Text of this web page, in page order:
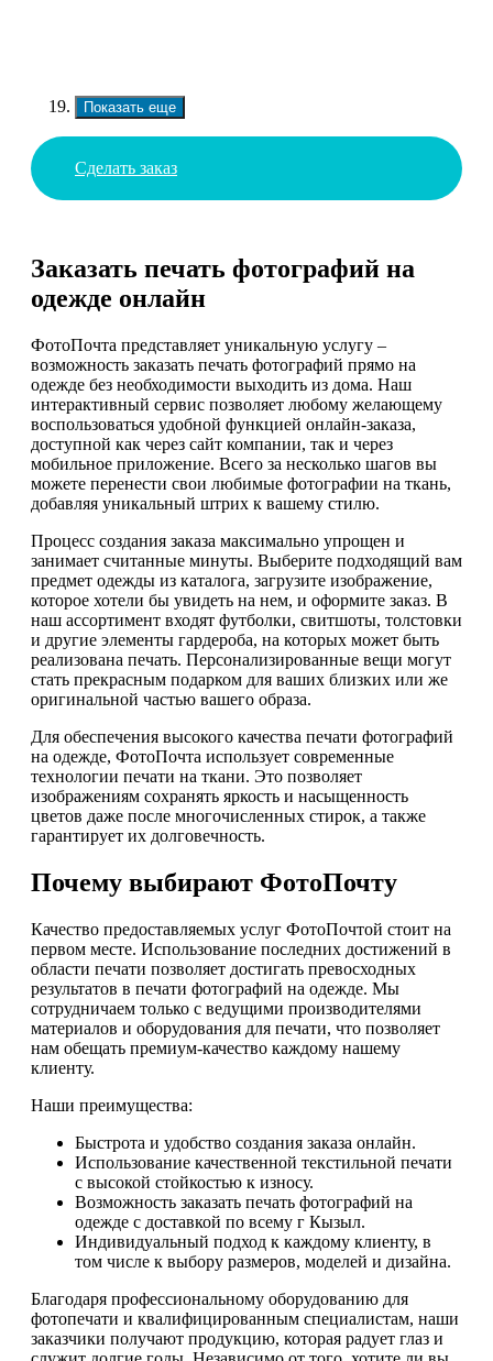
Показать еще
Сделать заказ
Заказать печать фотографий на
одежде онлайн
ФотоПочта представляет уникальную услугу –
возможность заказать печать фотографий прямо на
одежде без необходимости выходить из дома. Наш
интерактивный сервис позволяет любому желающему
воспользоваться удобной функцией онлайн-заказа,
доступной как через сайт компании, так и через
мобильное приложение. Всего за несколько шагов вы
можете перенести свои любимые фотографии на ткань,
добавляя уникальный штрих к вашему стилю.
Процесс создания заказа максимально упрощен и
занимает считанные минуты. Выберите подходящий вам
предмет одежды из каталога, загрузите изображение,
которое хотели бы увидеть на нем, и оформите заказ. В
наш ассортимент входят футболки, свитшоты, толстовки
и другие элементы гардероба, на которых может быть
реализована печать. Персонализированные вещи могут
стать прекрасным подарком для ваших близких или же
оригинальной частью вашего образа.
Для обеспечения высокого качества печати фотографий
на одежде, ФотоПочта использует современные
технологии печати на ткани. Это позволяет
изображениям сохранять яркость и насыщенность
цветов даже после многочисленных стирок, а также
гарантирует их долговечность.
Почему выбирают ФотоПочту
Качество предоставляемых услуг ФотоПочтой стоит на
первом месте. Использование последних достижений в
области печати позволяет достигать превосходных
результатов в печати фотографий на одежде. Мы
сотрудничаем только с ведущими производителями
материалов и оборудования для печати, что позволяет
нам обещать премиум-качество каждому нашему
клиенту.
Наши преимущества:
Быстрота и удобство создания заказа онлайн.
Использование качественной текстильной печати
с высокой стойкостью к износу.
Возможность заказать печать фотографий на
одежде с доставкой по всему г Кызыл.
Индивидуальный подход к каждому клиенту, в
том числе к выбору размеров, моделей и дизайна.
Благодаря профессиональному оборудованию для
фотопечати и квалифицированным специалистам, наши
заказчики получают продукцию, которая радует глаз и